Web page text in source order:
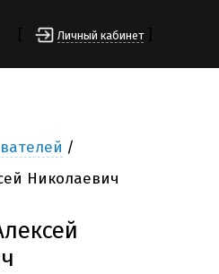
Личный кабинет
Николаевич